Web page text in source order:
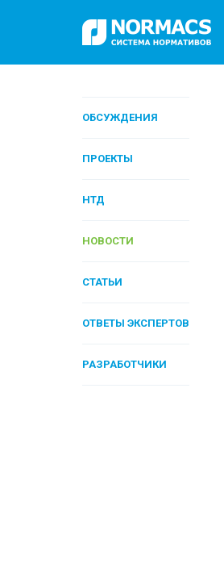
ОБСУЖДЕНИЯ
ПРОЕКТЫ
НТД
НОВОСТИ
СТАТЬИ
ОТВЕТЫ ЭКСПЕРТОВ
РАЗРАБОТЧИКИ